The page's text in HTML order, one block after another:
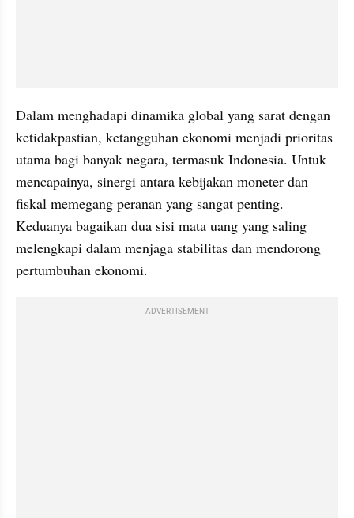
Dalam menghadapi dinamika global yang sarat dengan
ketidakpastian, ketangguhan ekonomi menjadi prioritas
utama bagi banyak negara, termasuk Indonesia. Untuk
mencapainya, sinergi antara kebijakan moneter dan
fiskal memegang peranan yang sangat penting.
Keduanya bagaikan dua sisi mata uang yang saling
melengkapi dalam menjaga stabilitas dan mendorong
pertumbuhan ekonomi.
ADVERTISEMENT